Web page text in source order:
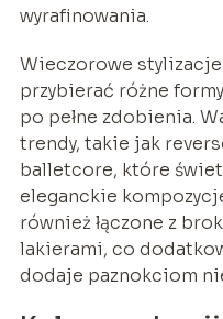
wyrafinowania.
Wieczorowe
przybierać różne
po pełne zdobienia.
trendy, takie jak
balletcore, które
eleganckie
również łączone z
lakierami, co
dodaje paznokciom